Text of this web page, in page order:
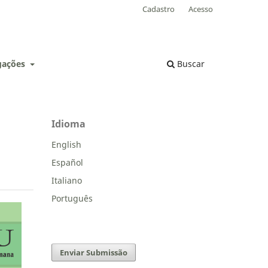
Buscar
Cadastro Acesso
Idioma
English
Español
Italiano
Português
Enviar Submissão